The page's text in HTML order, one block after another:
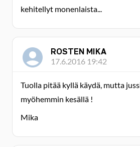
kehitellyt monenlaista...
ROSTEN MIKA
17.6.2016 19:42
Tuolla pitää kyllä käydä, mutta
myöhemmin kesällä !
Mika